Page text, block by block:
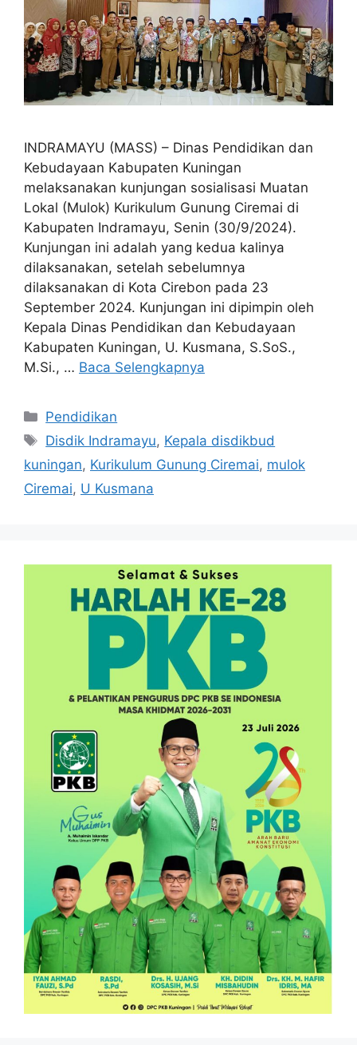
INDRAMAYU (MASS) – Dinas Pendidikan dan
Kebudayaan Kabupaten Kuningan
melaksanakan kunjungan sosialisasi Muatan
Lokal (Mulok) Kurikulum Gunung Ciremai di
Kabupaten Indramayu, Senin (30/9/2024).
Kunjungan ini adalah yang kedua kalinya
dilaksanakan, setelah sebelumnya
dilaksanakan di Kota Cirebon pada 23
September 2024. Kunjungan ini dipimpin oleh
Kepala Dinas Pendidikan dan Kebudayaan
Kabupaten Kuningan, U. Kusmana, S.SoS.,
M.Si., … Baca Selengkapnya
Kategori
Pendidikan
Tag
Disdik Indramayu, Kepala disdikbud
kuningan, Kurikulum Gunung Ciremai, mulok
Ciremai, U Kusmana